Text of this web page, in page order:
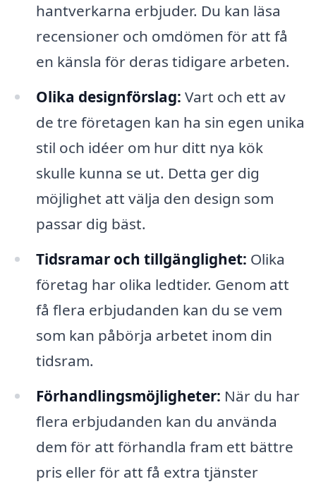
hantverkarna erbjuder. Du kan läsa
recensioner och omdömen för att få
en känsla för deras tidigare arbeten.
Olika designförslag: Vart och ett av
de tre företagen kan ha sin egen unika
stil och idéer om hur ditt nya kök
skulle kunna se ut. Detta ger dig
möjlighet att välja den design som
passar dig bäst.
Tidsramar och tillgänglighet: Olika
företag har olika ledtider. Genom att
få flera erbjudanden kan du se vem
som kan påbörja arbetet inom din
tidsram.
Förhandlingsmöjligheter: När du har
flera erbjudanden kan du använda
dem för att förhandla fram ett bättre
pris eller för att få extra tjänster